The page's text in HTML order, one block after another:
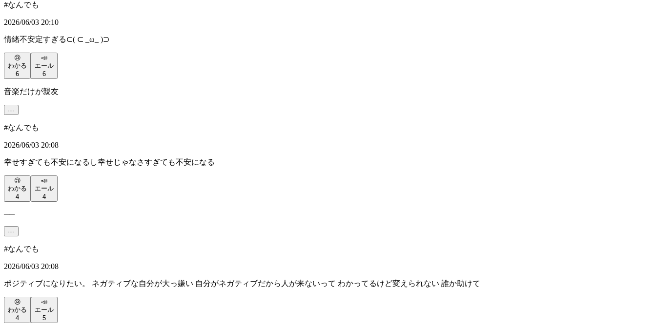
#なんでも
2026/06/03 20:10
情緒不安定すぎる⊂( ⊂ _ω_ )⊃
😢
わかる
6
📣
エール
6
音楽だけが親友
#なんでも
2026/06/03 20:08
幸せすぎても不安になるし幸せじゃなさすぎても不安になる
😢
わかる
4
📣
エール
4
──
#なんでも
2026/06/03 20:08
ポジティブになりたい。 ネガティブな自分が大っ嫌い 自分がネガティブだから人が来ないって わかってるけど変えられない 誰か助けて
😢
わかる
4
📣
エール
5